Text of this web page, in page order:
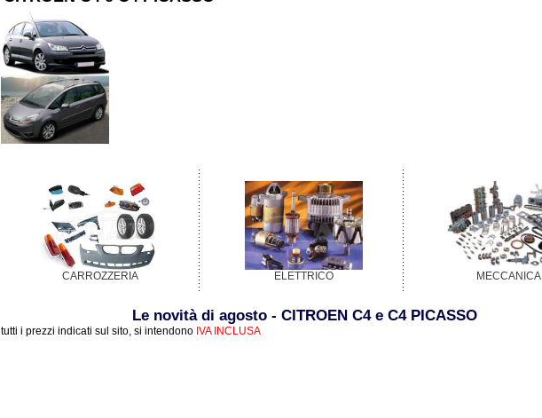
CARROZZERIA ELETTRICO MECCANICA
Le novità di agosto - CITROEN C4 e C4 PICASSO
tutti i prezzi indicati sul sito, si intendono IVA INCLUSA